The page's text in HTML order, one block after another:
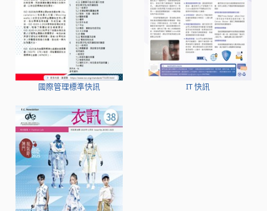
國際管理標準快訊 IT 快訊